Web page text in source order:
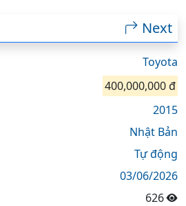
Next
Toyota
400,000,000 đ
2015
Nhật Bản
Tự động
03/06/2026
626